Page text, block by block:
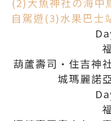
(2)大魚神社の海
自駕遊(3)水果巴士
葫蘆壽司•住吉神
城瑪麗諾